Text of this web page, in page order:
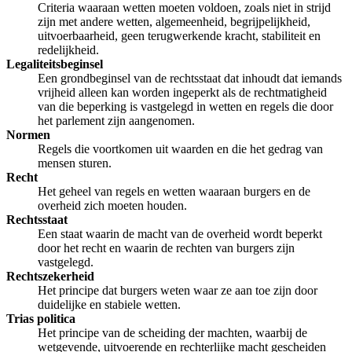
Criteria waaraan wetten moeten voldoen, zoals niet in strijd
zijn met andere wetten, algemeenheid, begrijpelijkheid,
uitvoerbaarheid, geen terugwerkende kracht, stabiliteit en
redelijkheid.
Legaliteitsbeginsel
Een grondbeginsel van de rechtsstaat dat inhoudt dat iemands
vrijheid alleen kan worden ingeperkt als de rechtmatigheid
van die beperking is vastgelegd in wetten en regels die door
het parlement zijn aangenomen.
Normen
Regels die voortkomen uit waarden en die het gedrag van
mensen sturen.
Recht
Het geheel van regels en wetten waaraan burgers en de
overheid zich moeten houden.
Rechtsstaat
Een staat waarin de macht van de overheid wordt beperkt
door het recht en waarin de rechten van burgers zijn
vastgelegd.
Rechtszekerheid
Het principe dat burgers weten waar ze aan toe zijn door
duidelijke en stabiele wetten.
Trias politica
Het principe van de scheiding der machten, waarbij de
wetgevende, uitvoerende en rechterlijke macht gescheiden